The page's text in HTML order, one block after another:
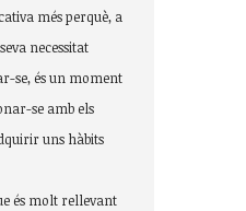
més perquè, a
necessitat
se, és un moment
se amb els
uns hàbits
és molt rellevant